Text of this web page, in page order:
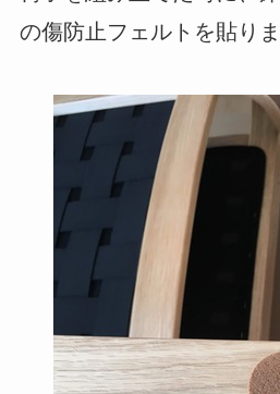
の傷防止フェルトを貼りま